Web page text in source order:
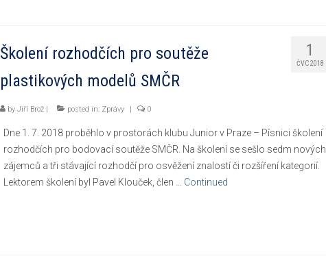
1
ČVC 2018
Školení rozhodčích pro soutěže
plastikových modelů SMČR
by Jiří Brož| posted in: Zprávy | 0
Dne 1. 7. 2018 proběhlo v prostorách klubu Junior v Praze – Písnici školení
rozhodčích pro bodovací soutěže SMČR. Na školení se sešlo sedm nových
zájemců a tři stávající rozhodčí pro osvěžení znalostí či rozšíření kategorií.
Lektorem školení byl Pavel Klouček, člen … Continued